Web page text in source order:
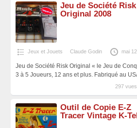
Jeu de Société Risk
Original 2008
Jeux et Jouets Claude Godin mai
Jeu de Société Risk Original « le Jeu de
3 à 5 Joueurs, 12 ans et plus. Fabriqué au
297
Outil de Copie E-Z
Tracer Vintage K-Tel